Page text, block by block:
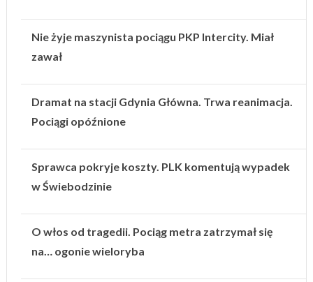
Nie żyje maszynista pociągu PKP Intercity. Miał
zawał
Dramat na stacji Gdynia Główna. Trwa reanimacja.
Pociągi opóźnione
Sprawca pokryje koszty. PLK komentują wypadek
w Świebodzinie
O włos od tragedii. Pociąg metra zatrzymał się
na… ogonie wieloryba